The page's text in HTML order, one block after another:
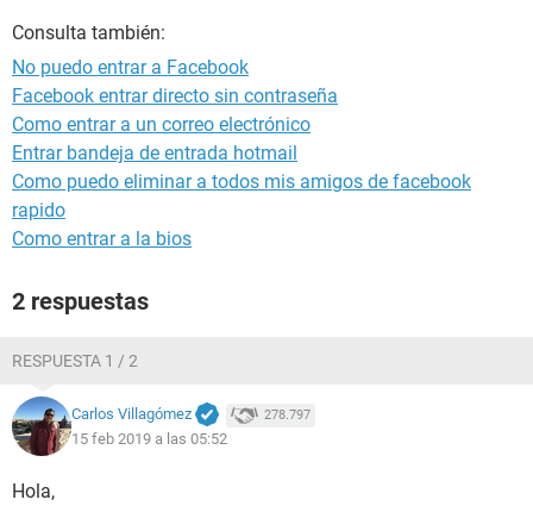
Consulta también:
No puedo entrar a Facebook
Facebook entrar directo sin contraseña
Como entrar a un correo electrónico
Entrar bandeja de entrada hotmail
Como puedo eliminar a todos mis amigos de facebook
rapido
Como entrar a la bios
2 respuestas
RESPUESTA 1 / 2
Carlos Villagómez 278.797
15 feb 2019 a las 05:52
Hola,